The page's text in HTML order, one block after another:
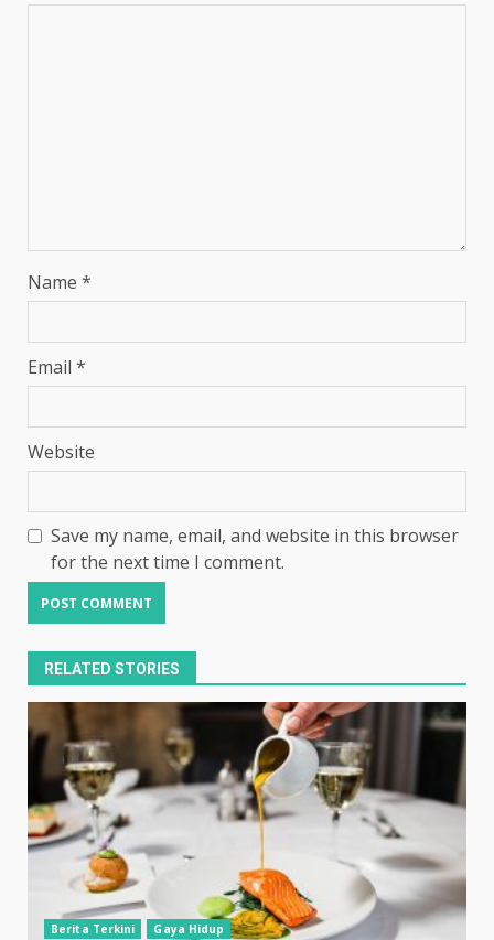
Name *
Email *
Website
Save my name, email, and website in this browser
for the next time I comment.
RELATED STORIES
Berita Terkini Gaya Hidup